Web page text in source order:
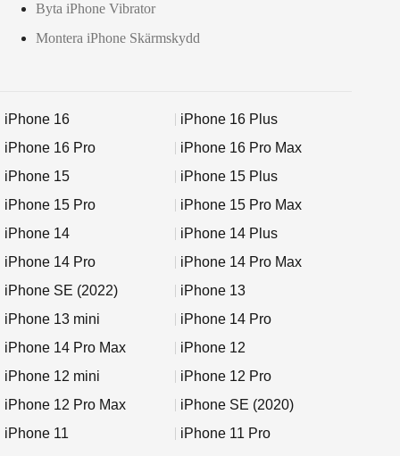
Byta iPhone Vibrator
Montera iPhone Skärmskydd
iPhone 16
iPhone 16 Plus
iPhone 16 Pro
iPhone 16 Pro Max
iPhone 15
iPhone 15 Plus
iPhone 15 Pro
iPhone 15 Pro Max
iPhone 14
iPhone 14 Plus
iPhone 14 Pro
iPhone 14 Pro Max
iPhone SE (2022)
iPhone 13
iPhone 13 mini
iPhone 14 Pro
iPhone 14 Pro Max
iPhone 12
iPhone 12 mini
iPhone 12 Pro
iPhone 12 Pro Max
iPhone SE (2020)
iPhone 11
iPhone 11 Pro